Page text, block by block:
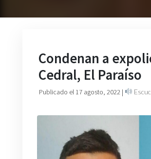
Condenan a
Cedral, El Paraíso
Publicado el 17 agosto, 2022 |